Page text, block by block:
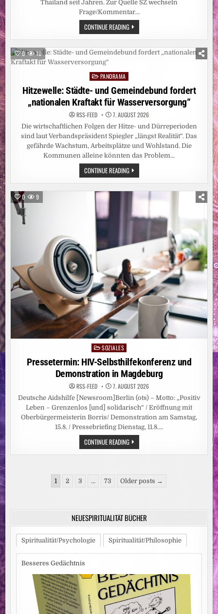
Thailand seit Jahren. Zur Quelle SZ wechseln
Frage/Kommentar…
CONTINUE READINGSCHÜSSE
NAHE
BANGKOK:
THAILAND:
14-
SCHULE
0 10
PostedPANORAMA
Hitzewelle: Städte- und Gemeindebund fordert
„nationalen Kraftakt für Wasserversorgung“
RSS-FEED 7. AUGUST 2026
Die wirtschaftlichen Folgen der Hitze- und Dürreperioden
sind laut Verbandspräsident Spiegler „längst Realität“. Das
gefährde Wachstum, Arbeitsplätze und Wohlstand. Die
Kommunen alleine könnten das Problem…
CONTINUE READINGHITZEWELLE:
STÄDTE-
UND
GEMEINDEBUND
FORDERT
„NATIONALEN
FÜR
WASSERVERSORGUNG“
0 9
Posted
in
SOZIALES
Pressetermin: HIV-Selbsthilfekonferenz und
Demonstration in Magdeburg
RSS-FEED 7. AUGUST 2026
Deutsche Aidshilfe [Newsroom]Berlin (ots) – Motto: „Positiv
Leben – Grenzenlos [und] solidarisch“ / Eröffnung mit
Oberbürgermeisterin Borris/ Demonstration am Samstag,
15.8. / Pressebriefing Dienstag, 11.8….
CONTINUE READINGPRESSETERMIN:
HIV-
SELBSTHILFEKONFERENZ
MAGDEBURG
Seitennummerierung
Beiträge
1 2 3 … 73 Older posts →
NEUESPIRITUALITÄT BÜCHER
Spiritualität/Psychologie Spiritualität/Philosophie
Besseres Gedächtnis